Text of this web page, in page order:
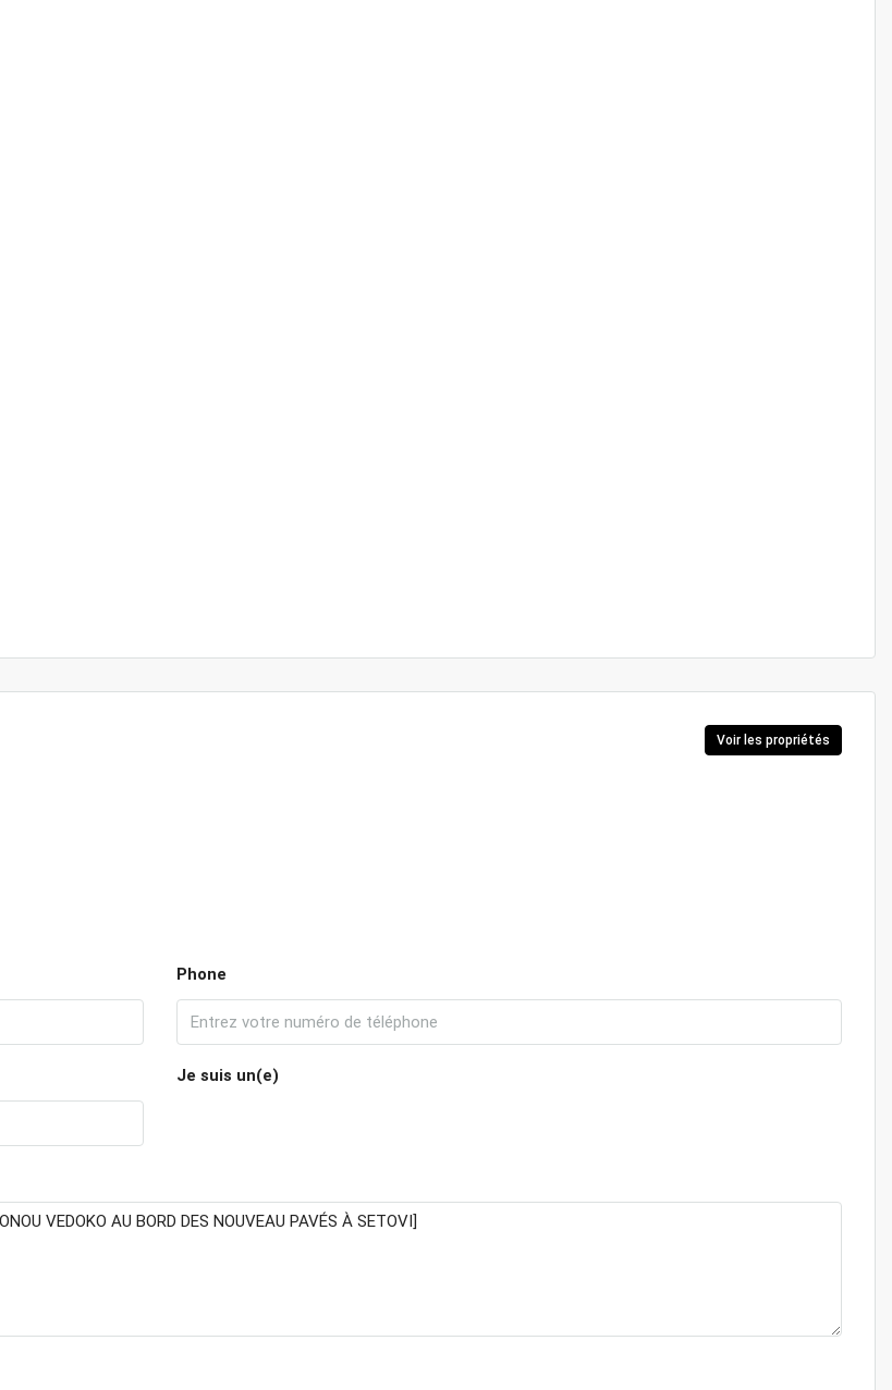
Voir les propriétés
Phone
Je suis un(e)